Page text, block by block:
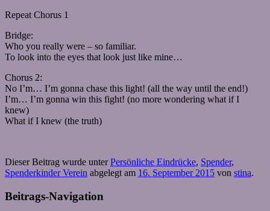
Repeat Chorus 1
Bridge:
Who you really were – so familiar.
To look into the eyes that look just like mine…
Chorus 2:
No I’m… I’m gonna chase this light! (all the way until the end!)
I’m… I’m gonna win this fight! (no more wondering what if I
knew)
What if I knew (the truth)
Dieser Beitrag wurde unterPersönliche Eindrücke, Spender,
Spenderkinder Verein abgelegt am 16. September 2015 von stina.
Beitrags-Navigation